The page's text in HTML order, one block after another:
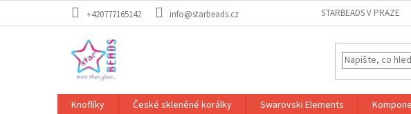
+420777165142 info@starbeads.cz STARBEADS V PRAZE
Knoflíky České skleněné korálky Swarovski Elements